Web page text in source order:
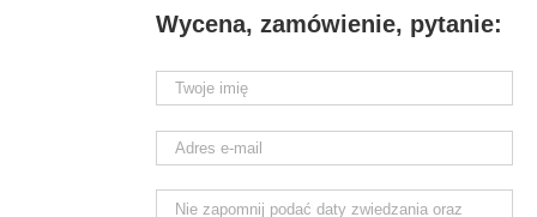
Wycena, zamówienie, pytanie: